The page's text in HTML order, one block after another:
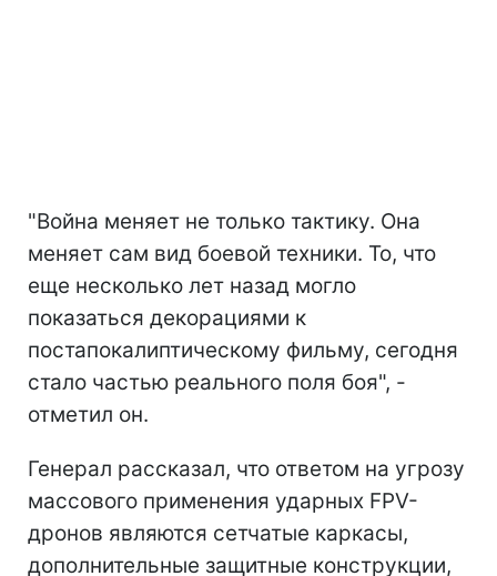
"Война меняет не только тактику. Она
меняет сам вид боевой техники. То, что
еще несколько лет назад могло
показаться декорациями к
постапокалиптическому фильму, сегодня
стало частью реального поля боя", -
отметил он.
Генерал рассказал, что ответом на угрозу
массового применения ударных FPV-
дронов являются сетчатые каркасы,
дополнительные защитные конструкции,